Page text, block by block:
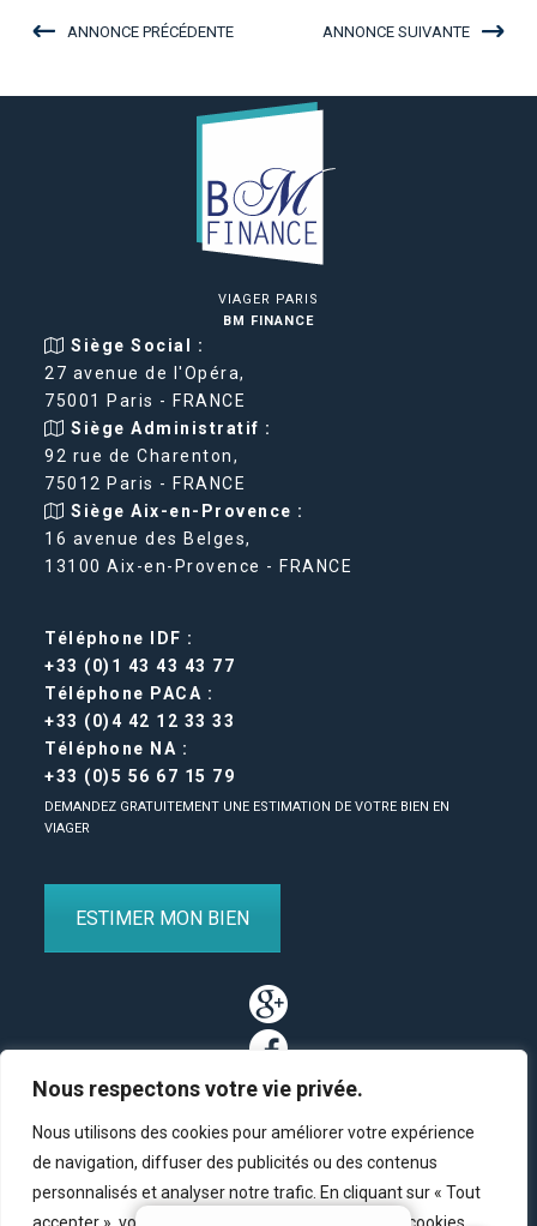
Nous respectons votre vie privée.
Nous utilisons des cookies pour améliorer votre expérience
de navigation, diffuser des publicités ou des contenus
personnalisés et analyser notre trafic. En cliquant sur « Tout
ANNONCE PRÉCÉDENTE ANNONCE SUIVANTE
VIAGER PARIS
BM FINANCE
Siège Social :
27 avenue de l'Opéra,
75001 Paris - FRANCE
Siège Administratif :
92 rue de Charenton,
75012 Paris - FRANCE
Siège Aix-en-Provence :
16 avenue des Belges,
13100 Aix-en-Provence - FRANCE
Téléphone IDF :
+33 (0)1 43 43 43 77
Téléphone PACA :
+33 (0)4 42 12 33 33
Téléphone NA :
+33 (0)5 56 67 15 79
DEMANDEZ GRATUITEMENT UNE ESTIMATION DE VOTRE BIEN EN
VIAGER
ESTIMER MON BIEN
Partenaires Contact